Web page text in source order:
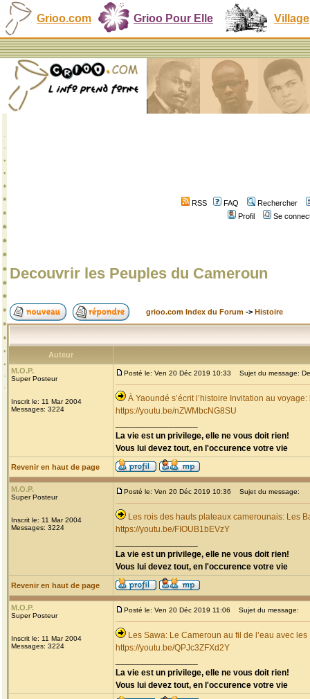
Grioo.com Grioo Pour Elle Village
RSS FAQ
Rechercher
Profil
Se
Decouvrir les Peuples du Cameroun
grioo.com Index du Forum -> Histoire
Auteur
M.O.P.
Super Posteur
Inscrit le: 11 Mar 2004
Messages: 3224
Posté le: Ven 20 Déc 2019 10:33 Sujet du message:
À Yaoundé s’écrit l’histoire Invitation au
https://youtu.be/nZWMbcNG8SU
La vie est un privilege, elle ne vous doit rien!
Vous lui devez tout, en l'occurence votre vie
Revenir en haut de page
M.O.P.
Super Posteur
Inscrit le: 11 Mar 2004
Messages: 3224
Posté le: Ven 20 Déc 2019 10:36 Sujet du message:
Les rois des hauts plateaux camerounais: Les
https://youtu.be/FIOUB1bEVzY
La vie est un privilege, elle ne vous doit rien!
Vous lui devez tout, en l'occurence votre vie
Revenir en haut de page
M.O.P.
Super Posteur
Inscrit le: 11 Mar 2004
Messages: 3224
Posté le: Ven 20 Déc 2019 11:06 Sujet du message:
Les Sawa: Le Cameroun au fil de l’eau avec
https://youtu.be/QPJc3ZFXd2Y
La vie est un privilege, elle ne vous doit rien!
Vous lui devez tout, en l'occurence votre vie